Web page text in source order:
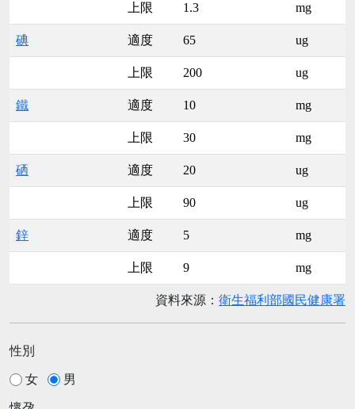
上限 1.3 mg
碘 適度 65 ug
上限 200 ug
鐵 適度 10 mg
上限 30 mg
硒 適度 20 ug
上限 90 ug
鋅 適度 5 mg
上限 9 mg
資料來源： 衛生福利部國民健康署
性別
女 男